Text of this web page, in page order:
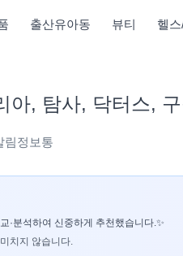
출산유아동 뷰티 헬
아, 탐사, 닥터스,
림정보통
·분석하여 신중하게 추천했습니다.✨
치지 않습니다.